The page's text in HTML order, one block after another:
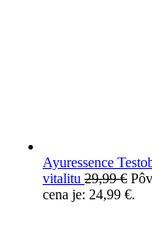
Ayuressence
vitalitu 29,99€
cena je: 24,99 €.